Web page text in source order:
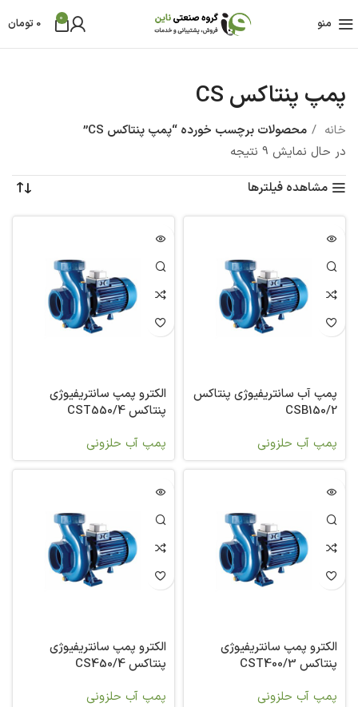
منو 0
0 تومان
پمپ پنتاکس CS
خانه
محصولات برچسب خورده “پمپ پنتاکس CS”
در حال نمایش 9 نتیجه
مشاهده فیلترها
پمپ آب سانتریفیوژی پنتاکس
CSB150/2
پمپ آب حلزونی
الکترو پمپ سانتریفیوژی
پنتاکس CST550/4
پمپ آب حلزونی
الکترو پمپ سانتریفیوژی
پنتاکس CST400/3
پمپ آب حلزونی
الکترو پمپ سانتریفیوژی
پنتاکس CS450/4
پمپ آب حلزونی